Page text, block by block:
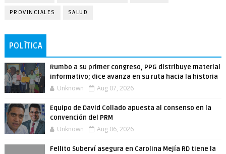
PROVINCIALES SALUD
POLÍTICA
Rumbo a su primer congreso, PPG distribuye material
informativo; dice avanza en su ruta hacia la historia
Unknown Aug 07, 2026
Equipo de David Collado apuesta al consenso en la
convención del PRM
Unknown Aug 06, 2026
Fellito Suberví asegura en Carolina Mejía RD tiene la